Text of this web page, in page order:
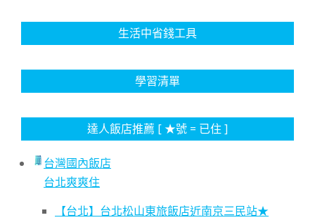
生活中省錢工具
學習清單
達人飯店推薦 [ ★號 = 已住 ]
台灣國內飯店
台北爽爽住
【台北】台北松山東旅飯店近南京三民站★